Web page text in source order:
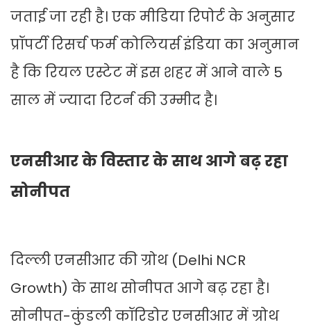
जताई जा रही है। एक मीडिया रिपोर्ट के अनुसार
प्रॉपर्टी रिसर्च फर्म कोलियर्स इंडिया का अनुमान
है कि रियल एस्टेट में इस शहर में आने वाले 5
साल में ज्यादा रिटर्न की उम्मीद है।
एनसीआर के विस्तार के साथ आगे बढ़ रहा
सोनीपत
दिल्ली एनसीआर की ग्रोथ (Delhi NCR
Growth) के साथ सोनीपत आगे बढ़ रहा है।
सोनीपत-कुंडली कॉरिडोर एनसीआर में ग्रोथ